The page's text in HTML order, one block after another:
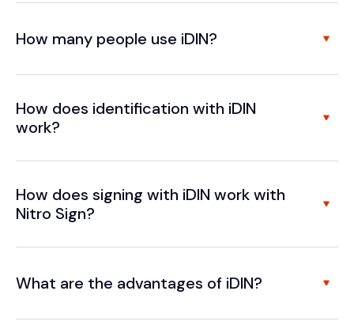
How many people use iDIN?
How does identification with iDIN
work?
How does signing with iDIN work with
Nitro Sign?
What are the advantages of iDIN?